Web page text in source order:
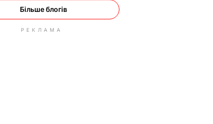
Більше блогів
РЕКЛАМА